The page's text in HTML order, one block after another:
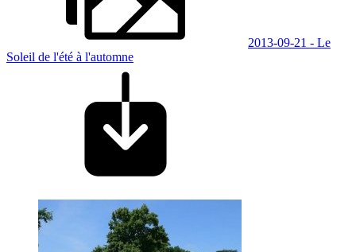
2013-09-21 - Le
Soleil de l'été à l'automne